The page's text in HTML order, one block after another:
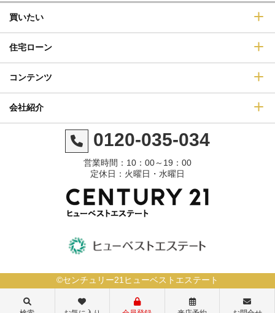
買いたい
住宅ローン
コンテンツ
会社紹介
0120-035-034
営業時間：10：00～19：00
定休日：火曜日・水曜日
©センチュリー21ヒューベストエステート